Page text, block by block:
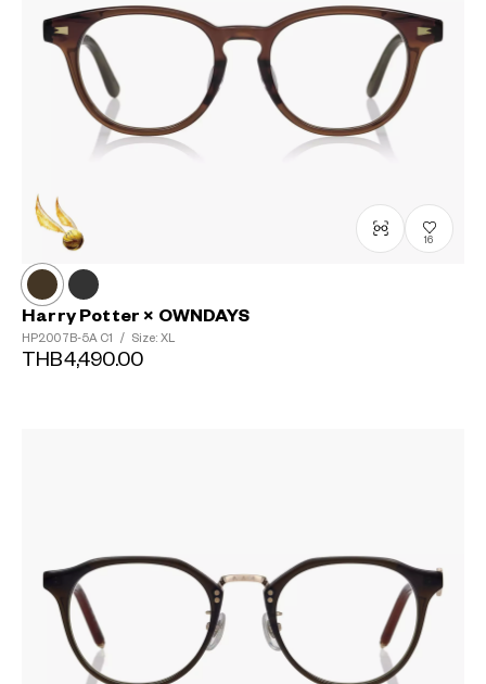
16
Harry Potter × OWNDAYS
HP2007B-5A C1 / Size: XL
THB4,490.00